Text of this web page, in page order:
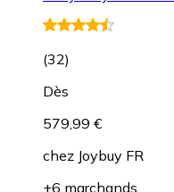
(32)
Dès
579,99 €
chez Joybuy FR
+6 marchands